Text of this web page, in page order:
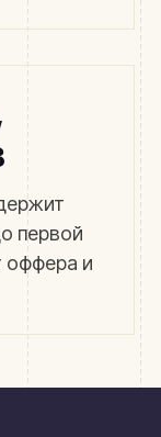
первой
оффера и